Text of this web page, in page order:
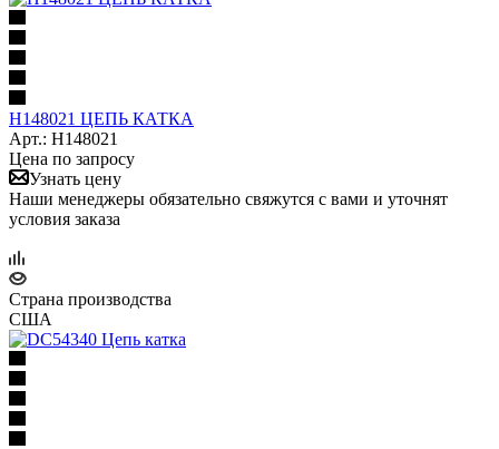
H148021 ЦЕПЬ КАТКА
Арт.: H148021
Цена по запросу
Узнать цену
Наши менеджеры обязательно свяжутся с вами и уточнят
условия заказа
Страна производства
США